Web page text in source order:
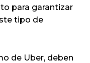
para garantizar
tipo de
de Uber, deben